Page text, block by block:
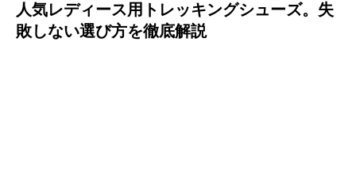
人気レディース用トレッキングシューズ。失
敗しない選び方を徹底解説